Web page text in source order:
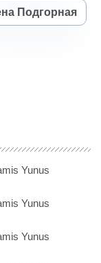
Подгорная
Yunus
Yunus
Yunus